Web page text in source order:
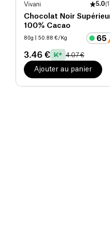
Vivani 5.0(
Chocolat Noir
100% Cacao
80g | 50.88 €/Kg
3.46 € 4.07 €
Ajouter au panier